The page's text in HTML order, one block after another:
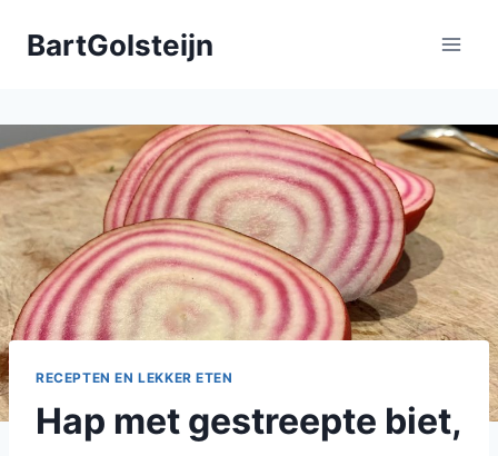
naarBartGolsteijn
RECEPTEN EN LEKKER ETEN
Hap met gestreepte biet,